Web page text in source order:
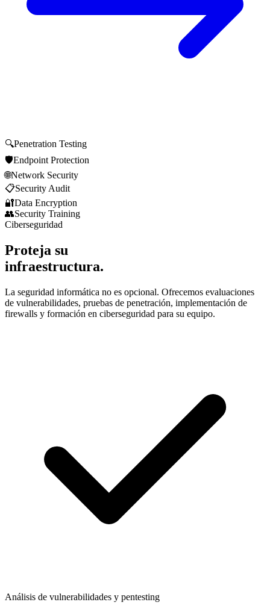
🔍Penetration Testing
🛡️Endpoint Protection
🌐Network Security
📋Security Audit
🔐Data Encryption
👥Security Training
Ciberseguridad
Proteja su
infraestructura.
La seguridad informática no es opcional. Ofrecemos evaluaciones
de vulnerabilidades, pruebas de penetración, implementación de
firewalls y formación en ciberseguridad para su equipo.
Análisis de vulnerabilidades y pentesting